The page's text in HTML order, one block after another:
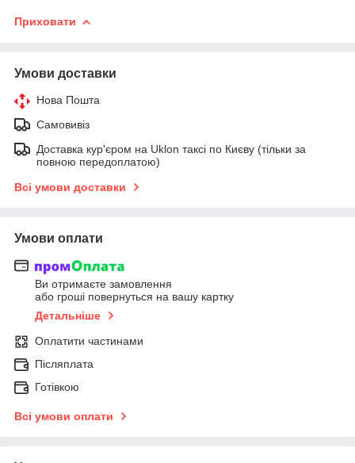
Приховати
Умови доставки
Нова Пошта
Самовивіз
Доставка кур'єром на Uklon таксі по Києву (тільки за
повною передоплатою)
Всі умови доставки
Умови оплати
Ви отримаєте замовлення
або гроші повернуться на вашу картку
Детальніше
Оплатити частинами
Післяплата
Готівкою
Всі умови оплати